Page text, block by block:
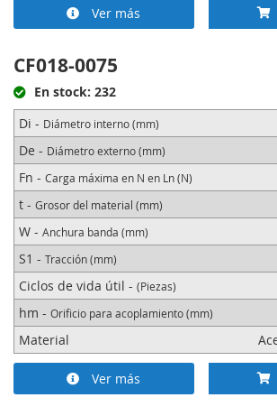
Ver más
CF018-0075
En stock: 232
Di - Diámetro interno (mm)
De - Diámetro externo (mm)
Fn - Carga máxima en N en Ln (N)
t - Grosor del material (mm)
W - Anchura banda (mm)
S1 - Tracción (mm)
Ciclos de vida útil - (Piezas)
hm - Orificio para acoplamiento (mm)
Material
Ver más